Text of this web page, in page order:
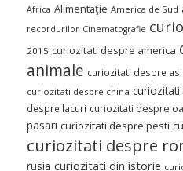
Africa Alimentaţie America de Sud
recordurilor Cinematografie
2015 curiozitati despre america
animale curiozitati despre
curiozitati despre china
despre lacuri curiozitati despre
pasari curiozitati despre pesti
curiozitati despre
rusia curiozitati din istorie